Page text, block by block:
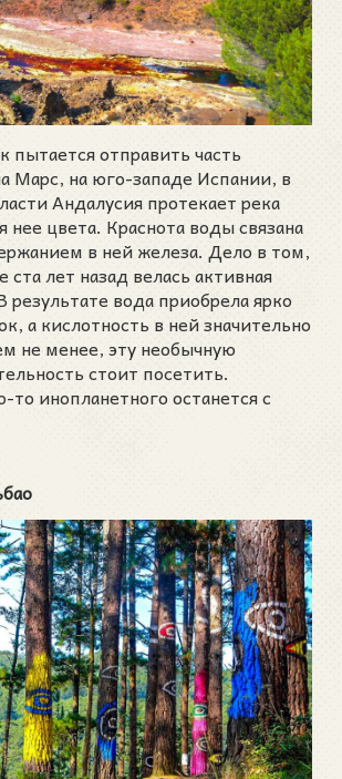
пытается отправить часть
Марс, на юго-западе Испании, в
Андалусия протекает река
нее цвета. Краснота воды связана
в ней железа. Дело в том,
ста лет назад велась активная
вода приобрела ярко
а кислотность в ней значительно
не менее, эту необычную
стоит посетить.
инопланетного останется с